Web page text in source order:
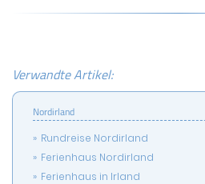
Verwandte Artikel:
Nordirland
Rundreise Nordirland
Ferienhaus Nordirland
Ferienhaus in Irland